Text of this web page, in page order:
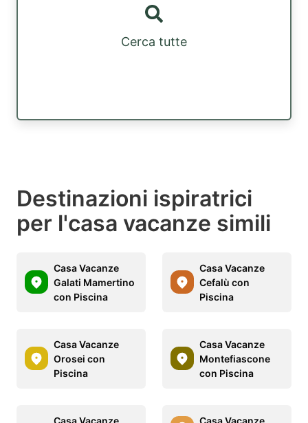
Cerca tutte
Destinazioni ispiratrici
per l'casa vacanze simili
Casa Vacanze
Galati Mamertino
con Piscina
Casa Vacanze
Cefalù con
Piscina
Casa Vacanze
Orosei con
Piscina
Casa Vacanze
Montefiascone
con Piscina
Casa Vacanze Casa Vacanze